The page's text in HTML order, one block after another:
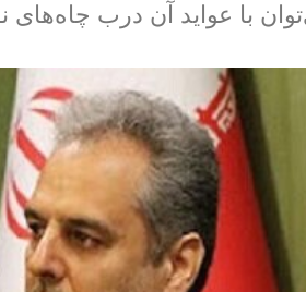
با عواید آن درب